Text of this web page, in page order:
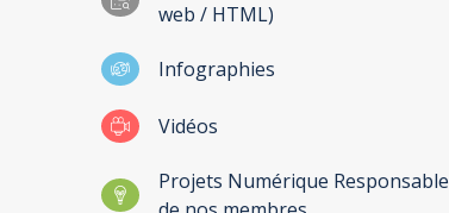
web / HTML)
Infographies
Vidéos
Projets Numérique Responsable